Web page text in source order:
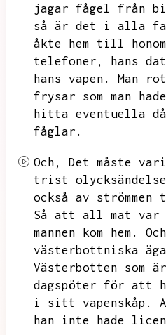
jagar fågel från
så är det i alla
åkte hem till
telefoner,
hans
hans vapen.
Man
frysar som man
hitta eventuella
fåglar.
Och,
Det måste
trist
också av
Så att all mat var
mannen kom hem.
västerbottniska
Västerbotten som
dagspöter för att
i sitt vapenskåp.
han inte hade